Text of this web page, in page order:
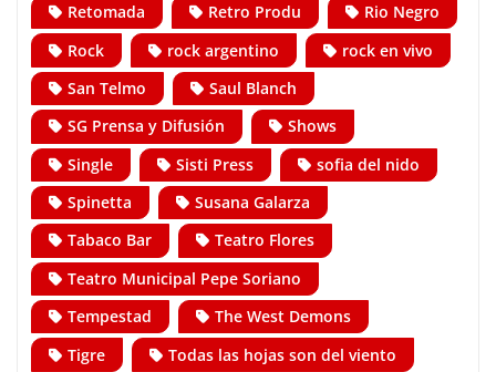
Retomada
Retro Produ
Rio Negro
Rock
rock argentino
rock en vivo
San Telmo
Saul Blanch
SG Prensa y Difusión
Shows
Single
Sisti Press
sofia del nido
Spinetta
Susana Galarza
Tabaco Bar
Teatro Flores
Teatro Municipal Pepe Soriano
Tempestad
The West Demons
Tigre
Todas las hojas son del viento